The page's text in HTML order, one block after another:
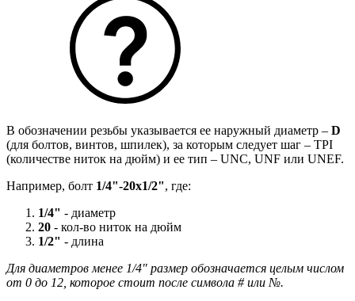
В обозначении резьбы указывается ее наружный диаметр – D
(для болтов, винтов, шпилек), за которым следует шаг – TPI
(количестве ниток на дюйм) и ее тип – UNC, UNF или UNEF.
Например, болт 1/4"-20х1/2", где:
1/4" - диаметр
20 - кол-во ниток на дюйм
1/2" - длина
Для диаметров менее 1/4" размер обозначается целым числом
от 0 до 12, которое стоит после символа # или №.